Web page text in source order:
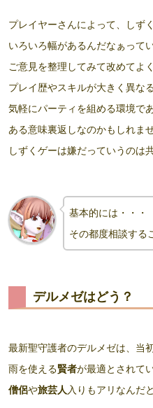
プレイヤーさんによって、しず
いろいろ幅があるんだなぁって
ご意見を整理してみて改めてよ
プレイ歴やスキルが大きく異な
気軽にパーティを組める環境で
ある意味裏返しなのかもしれませ
しずくゲーは嫌だっていうのは
基本的には・・・
その都度相談する
デルメゼはどう？
最新聖守護者のデルメゼは、当
雨を使える賢者が最適とされて
僧侶や旅芸人 入りもアリなんだ